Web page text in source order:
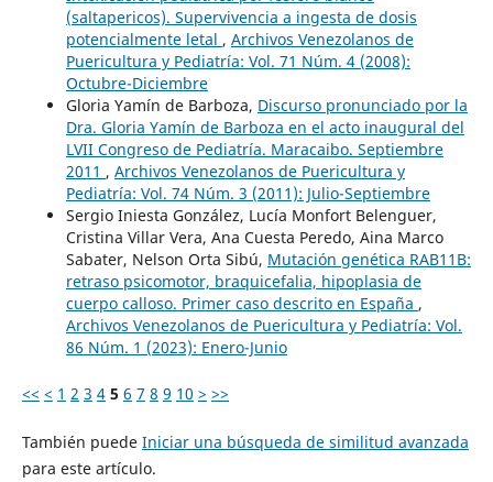
(saltapericos). Supervivencia a ingesta de dosis
potencialmente letal , Archivos Venezolanos de
Puericultura y Pediatría: Vol. 71 Núm. 4 (2008):
Octubre-Diciembre
Gloria Yamín de Barboza, Discurso pronunciado por la
Dra. Gloria Yamín de Barboza en el acto inaugural del
LVII Congreso de Pediatría. Maracaibo. Septiembre
2011 , Archivos Venezolanos de Puericultura y
Pediatría: Vol. 74 Núm. 3 (2011): Julio-Septiembre
Sergio Iniesta González, Lucía Monfort Belenguer,
Cristina Villar Vera, Ana Cuesta Peredo, Aina Marco
Sabater, Nelson Orta Sibú, Mutación genética RAB11B:
retraso psicomotor, braquicefalia, hipoplasia de
cuerpo calloso. Primer caso descrito en España ,
Archivos Venezolanos de Puericultura y Pediatría: Vol.
86 Núm. 1 (2023): Enero-Junio
<< < 1 2 3 4 5 6 7 8 9 10 > >>
También puede Iniciar una búsqueda de similitud avanzada
para este artículo.